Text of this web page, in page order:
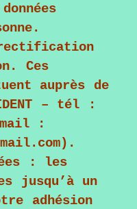
rectification
Ces
auprès de
– tél :
:
: les
jusqu’à un
adhésion